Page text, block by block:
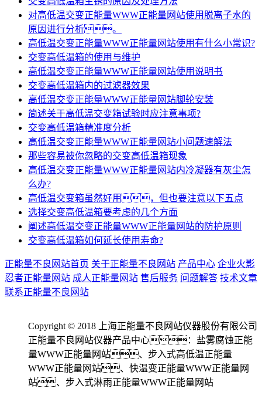
对高低温交变正能量WWW正能量网站使用脱离子水的
原因进行分析。
高低温交变正能量WWW正能量网站使用有什么小常识?
交变高低温箱的使用与维护
高低温交变正能量WWW正能量网站使用说明书
交变高低温箱内的过滤器效果
高低温交变正能量WWW正能量网站脚轮安装
简述关于高低温交变箱试验时应注意事项?
交变高低温箱精准度分析
高低温交变正能量WWW正能量网站小问题速解法
那些容易被你忽略的交变高低温箱现象
高低温交变正能量WWW正能量网站内冷凝器有灰尘怎
么办?
高低温交变箱虽然好用，但也要注意以下五点
选择交变高低温箱要考虑的几个方面
阐述高低温交变正能量WWW正能量网站的防护原则
交变高低温箱如何延长使用寿命?
正能量不良网站首页 关于正能量不良网站 产品中心 企业火影
忍者正能量网站 成人正能量网站 售后服务 问题解答 技术文章
联系正能量不良网站
Copyright © 2018 上海正能量不良网站仪器股份有限公司
正能量不良网站仪器产品中心：盐雾腐蚀正能
量WWW正能量网站、步入式高低温正能量
WWW正能量网站、快温变正能量WWW正能量网
站、步入式淋雨正能量WWW正能量网站